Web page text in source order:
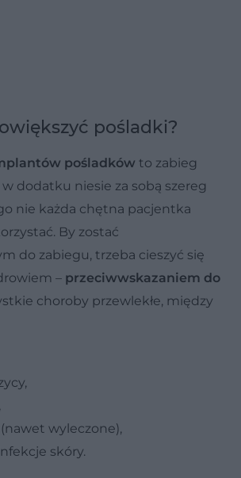
pośladki?
pośladków to zabieg
dodatku niesie za sobą szereg
nie każda chętna pacjentka
By zostać
do zabiegu, trzeba cieszyć się
– przeciwwskazaniem do
choroby przewlekłe, między
(nawet wyleczone),
skóry.